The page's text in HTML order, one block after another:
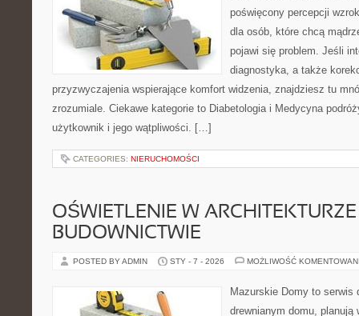
poświęcony percepcji
dla osób, które chcą
pojawi się problem. Jeśli
diagnostyka, a także
przyzwyczajenia wspierające komfort widzenia, znajdziesz tu
zrozumiale. Ciekawe kategorie to Diabetologia i Medycyna
użytkownik i jego wątpliwości. […]
CATEGORIES: NIERUCHOMOŚCI
OŚWIETLENIE W
BUDOWNICTWIE
POSTED BY ADMIN STY - 7 - 2026 MOŻLIWOŚĆ
Mazurskie Domy to serwis
drewnianym domu, planują